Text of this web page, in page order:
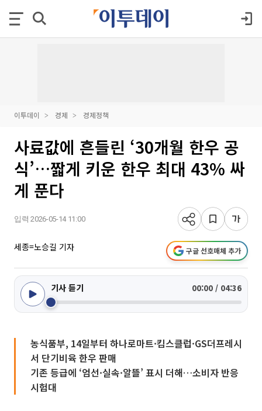
이투데이 경제 경제정책
사료값에 흔들린 ‘30개월 한우 공
식’…짧게 키운 한우 최대 43% 싸
게 푼다
입력 2026-05-14 11:00
세종=노승길 기자 구글 선호매체 추가
기사 듣기 00:00 / 04:36
농식품부, 14일부터 하나로마트·킴스클럽·GS더프레시
서 단기비육 한우 판매
기존 등급에 ‘엄선·실속·알뜰’ 표시 더해…소비자 반응
시험대